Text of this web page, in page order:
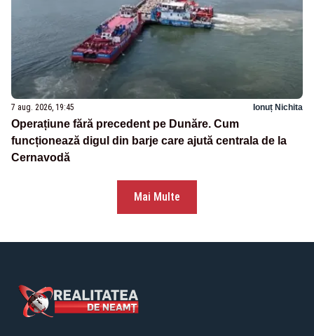
7 aug. 2026, 19:45 Ionuț Nichita
Operațiune fără precedent pe Dunăre. Cum
funcționează digul din barje care ajută centrala de la
Cernavodă
Mai Multe